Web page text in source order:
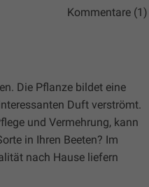
Kommentare (1)
Die Pflanze bildet eine
Duft verströmt.
und Vermehrung, kann
in Ihren Beeten? Im
nach Hause liefern